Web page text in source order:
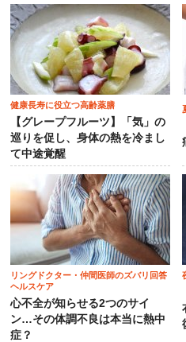
健康長寿に役立つ高齢薬膳
【グレープフルーツ】「気」の
巡りを促し、身体の熱を冷まし
て中途覚醒
リングドクター・仲間医師のズバリ回答
ヘルスケア
心不全が知らせる2つのサイ
ン…その体調不良は本当に熱中
症？